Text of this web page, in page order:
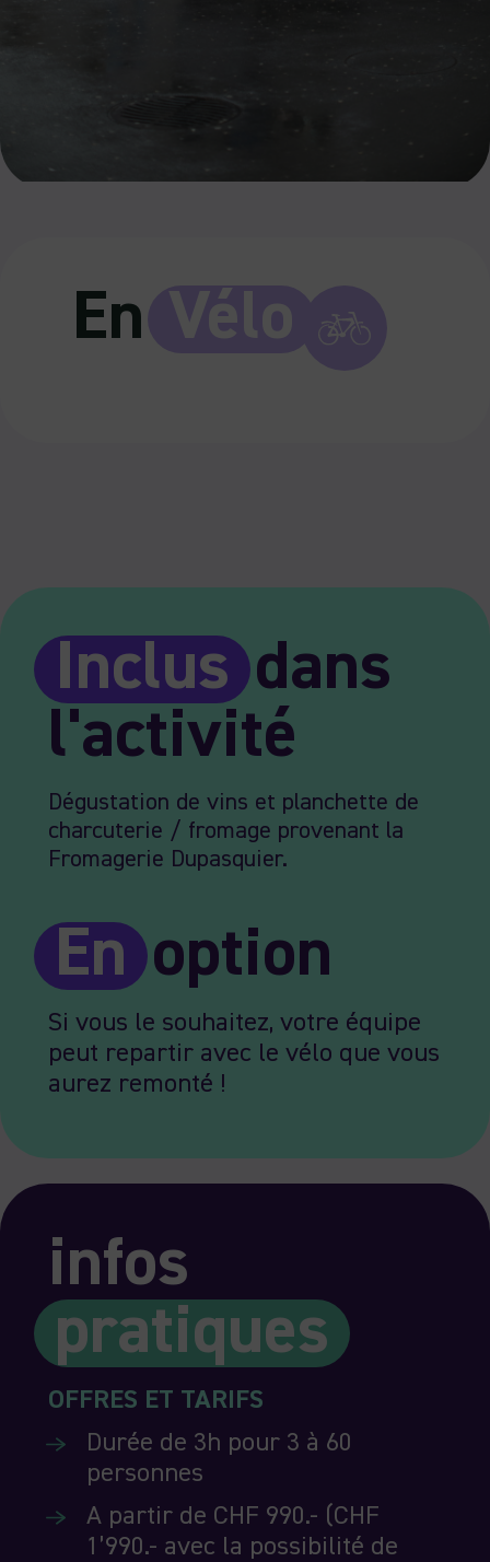
EnVélo
Inclusdans
l'activité
Dégustation de vins et planchette de
charcuterie / fromage provenant la
Fromagerie Dupasquier.
Enoption
Si vous le souhaitez, votre équipe
peut repartir avec le vélo que vous
aurez remonté !
infos
pratiques
OFFRES ET TARIFS
Durée de 3h pour 3 à 60
personnes
A partir de CHF 990.- (CHF
1’990.- avec la possibilité de